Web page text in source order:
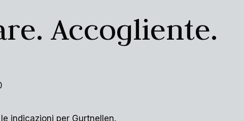
Accogliente.
indicazioni per Gurtnellen.